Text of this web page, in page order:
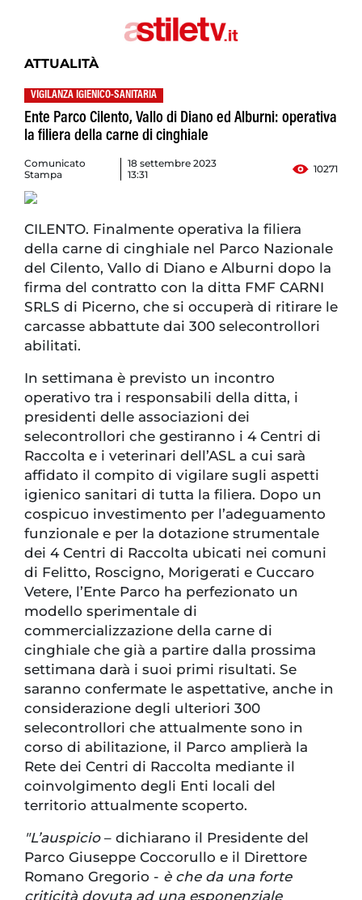
ATTUALITÀ
VIGILANZA IGIENICO-SANITARIA
Ente Parco Cilento, Vallo di Diano ed Alburni: operativa
la filiera della carne di cinghiale
Comunicato
Stampa
18 settembre 2023
13:31
10271
CILENTO. Finalmente operativa la filiera
della carne di cinghiale nel Parco Nazionale
del Cilento, Vallo di Diano e Alburni dopo la
firma del contratto con la ditta FMF CARNI
SRLS di Picerno, che si occuperà di ritirare le
carcasse abbattute dai 300 selecontrollori
abilitati.
In settimana è previsto un incontro
operativo tra i responsabili della ditta, i
presidenti delle associazioni dei
selecontrollori che gestiranno i 4 Centri di
Raccolta e i veterinari dell’ASL a cui sarà
affidato il compito di vigilare sugli aspetti
igienico sanitari di tutta la filiera. Dopo un
cospicuo investimento per l’adeguamento
funzionale e per la dotazione strumentale
dei 4 Centri di Raccolta ubicati nei comuni
di Felitto, Roscigno, Morigerati e Cuccaro
Vetere, l’Ente Parco ha perfezionato un
modello sperimentale di
commercializzazione della carne di
cinghiale che già a partire dalla prossima
settimana darà i suoi primi risultati. Se
saranno confermate le aspettative, anche in
considerazione degli ulteriori 300
selecontrollori che attualmente sono in
corso di abilitazione, il Parco amplierà la
Rete dei Centri di Raccolta mediante il
coinvolgimento degli Enti locali del
territorio attualmente scoperto.
"L’auspicio– dichiarano il Presidente del
Parco Giuseppe Coccorullo e il Direttore
Romano Gregorio - è che da una forte
criticità dovuta ad una esponenziale